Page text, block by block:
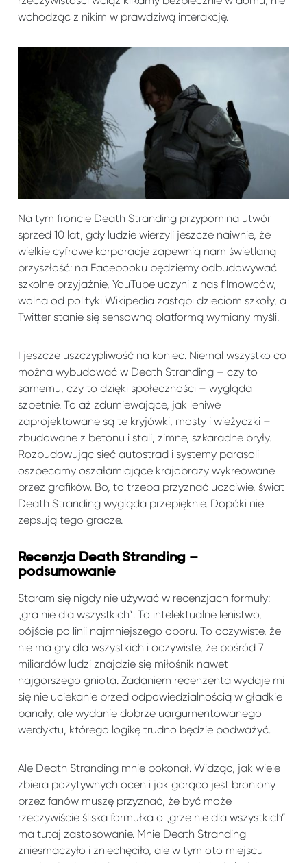
wchodząc z nikim w prawdziwą interakcję.
Na tym froncie Death Stranding przypomina utwór
sprzed 10 lat, gdy ludzie wierzyli jeszcze naiwnie, że
wielkie cyfrowe korporacje zapewnią nam świetlaną
przyszłość: na Facebooku będziemy odbudowywać
szkolne przyjaźnie, YouTube uczyni z nas filmowców,
wolna od polityki Wikipedia zastąpi dzieciom szkoły, a
Twitter stanie się sensowną platformą wymiany myśli.
I jeszcze uszczypliwość na koniec. Niemal wszystko co
można wybudować w Death Stranding – czy to
samemu, czy to dzięki społeczności – wygląda
szpetnie. To aż zdumiewające, jak leniwe
zaprojektowane są te kryjówki, mosty i wieżyczki –
zbudowane z betonu i stali, zimne, szkaradne bryły.
Rozbudowując sieć autostrad i systemy parasoli
oszpecamy oszałamiające krajobrazy wykreowane
przez grafików. Bo, to trzeba przyznać uczciwie, świat
Death Stranding wygląda przepięknie. Dopóki nie
zepsują tego gracze.
Recenzja Death Stranding –
podsumowanie
Staram się nigdy nie używać w recenzjach formuły:
„gra nie dla wszystkich”. To intelektualne lenistwo,
pójście po linii najmniejszego oporu. To oczywiste, że
nie ma gry dla wszystkich i oczywiste, że pośród 7
miliardów ludzi znajdzie się miłośnik nawet
najgorszego gniota. Zadaniem recenzenta wydaje mi
się nie uciekanie przed odpowiedzialnością w gładkie
banały, ale wydanie dobrze uargumentowanego
werdyktu, którego logikę trudno będzie podważyć.
Ale Death Stranding mnie pokonał. Widząc, jak wiele
zbiera pozytywnych ocen i jak gorąco jest broniony
przez fanów muszę przyznać, że być może
rzeczywiście śliska formułka o „grze nie dla wszystkich”
ma tutaj zastosowanie. Mnie Death Stranding
zniesmaczyło i zniechęciło, ale w tym oto miejscu